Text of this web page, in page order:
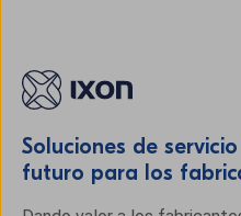
Soluciones de
futuro para los